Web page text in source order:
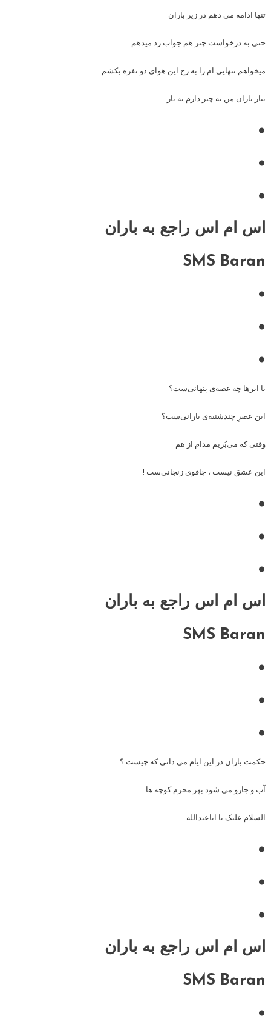
تنها ادامه می دهم در زیر باران
حتی به درخواست چتر هم جواب رد میدهم
میخواهم تنهایی ام را به رخ این هوای دو نفره بکشم
ببار باران من نه چتر دارم نه یار
•
•
•
اس ام اس راجع به باران
SMS Baran
•
•
•
با ابرها چه غصه‌ی پنهانی‌ست؟
این عصرِ چندشنبه‌ی بارانی‌ست؟
وقتی که می‌بُریم مدام از هم
این عشق نیست ، چاقوی زنجانی‌ست !
•
•
•
اس ام اس راجع به باران
SMS Baran
•
•
•
حکمت باران در این ایام می دانی که چیست ؟
آب و جارو می شود بهر محرم کوچه ها
السلام علیک یا اباعبدالله
•
•
•
اس ام اس راجع به باران
SMS Baran
•